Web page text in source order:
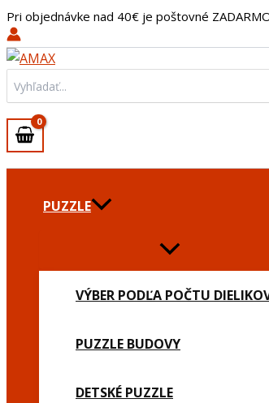
Preskočiť
na
obsah
Pri objednávke nad 40€ je poštovné
for:
PUZZLE
VÝBER PODĽA POČTU
PUZZLE BUDOVY
DETSKÉ PUZZLE
Náušnice
Ingrid
tyrkysové